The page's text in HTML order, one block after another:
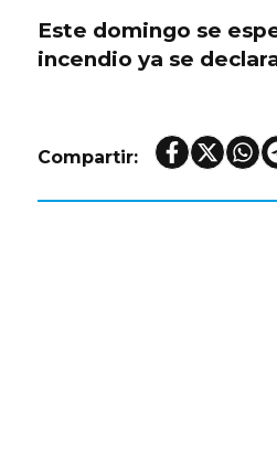
Este domingo se
incendio ya se
Compartir: